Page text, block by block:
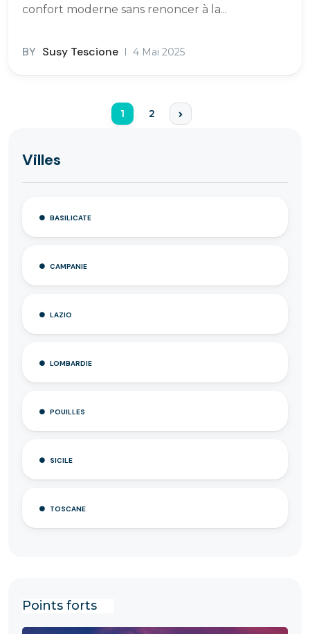
confort moderne sans renoncer à la...
BY Susy Tescione 4 Mai 2025
1 2
Villes
BASILICATE
CAMPANIE
LAZIO
LOMBARDIE
POUILLES
SICILE
TOSCANE
Points forts